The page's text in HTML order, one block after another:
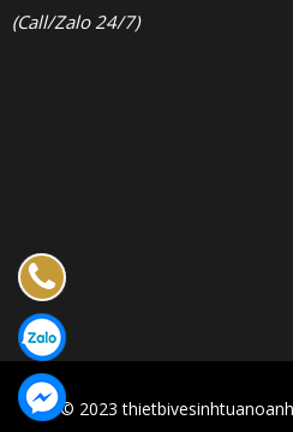
(Call/Zalo 24/7)
© 2023